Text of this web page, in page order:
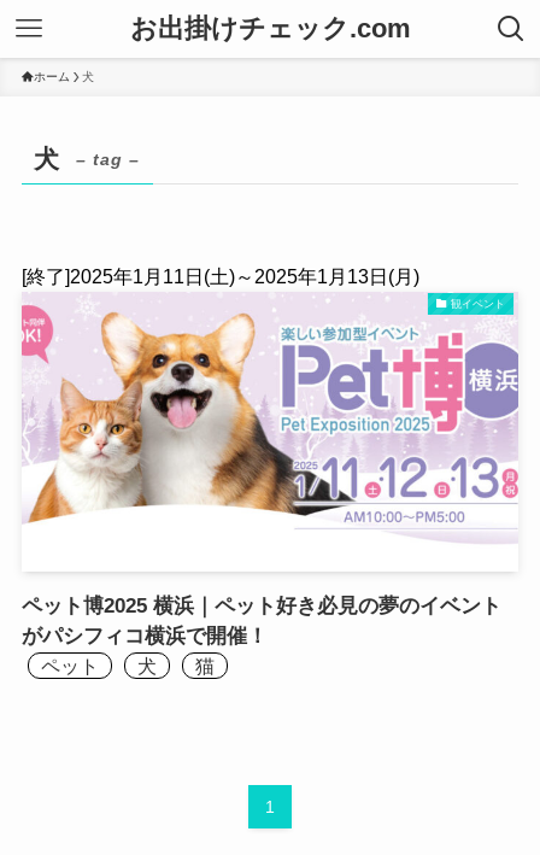
お出掛けチェック.com
ホーム 犬
犬 – tag –
[終了]2025年1月11日(土)～2025年1月13日(月)
観イベント
ペット博2025 横浜｜ペット好き必見の夢のイベント
がパシフィコ横浜で開催！
ペット 犬 猫
1